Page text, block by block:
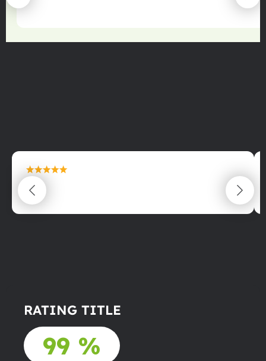
22.06.2025
maximální spokojenost
22.06.2025
RATING TITLE
99 %